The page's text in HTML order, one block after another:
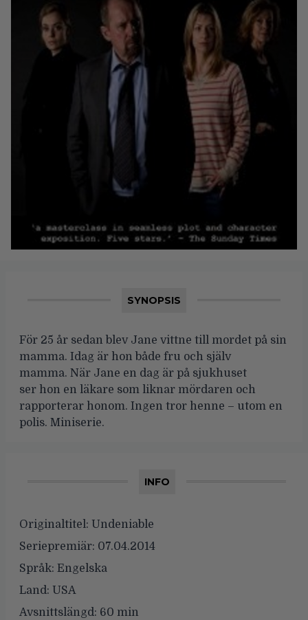
SYNOPSIS
För 25 år sedan blev Jane vittne till mordet på sin
mamma. Idag är hon både fru och själv
mamma. När Jane en dag är på sjukhuset
ser hon en läkare som liknar mördaren och
rapporterar honom. Ingen tror henne – utom en
polis. Miniserie.
INFO
Originaltitel: Undeniable
Seriepremiär: 07.04.2014
Språk: Engelska
Land: USA
Avsnittslängd: 60 min